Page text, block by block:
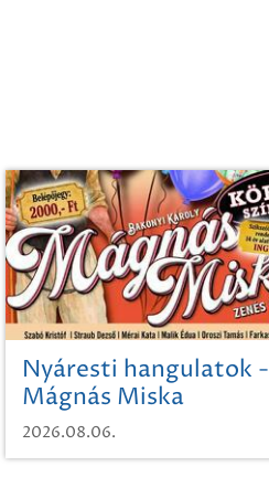
Nyáresti hangulatok -
Mágnás Miska
2026.08.06.